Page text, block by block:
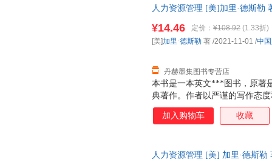
人力资源管理 [美]加里·德斯勒
本书是一本英文***图书，原著
典著作。作者以严谨的写作态
理的基本概念、理论与实践，
更新和梳理，增加了人力资源
高校本科生、研究生、MBA学
¥14.46 定价： ¥108.92 (1.33折)
丹赫墨集图书专营店
[美]加里·德斯勒 著 /2021-11-01 /中
加入购物车 收藏
人力资源管理 [美] 加里·德斯